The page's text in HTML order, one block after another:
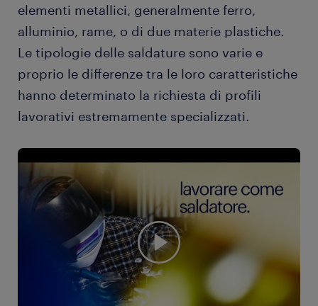
elementi metallici, generalmente ferro,
alluminio, rame, o di due materie plastiche.
Le tipologie delle saldature sono varie e
proprio le differenze tra le loro caratteristiche
hanno determinato la richiesta di profili
lavorativi estremamente specializzati.